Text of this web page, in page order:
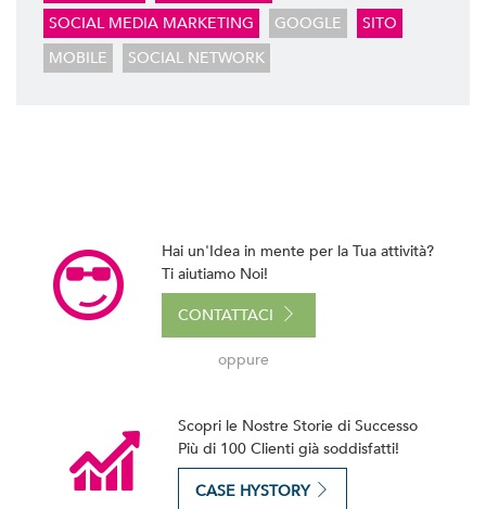
SOCIAL MEDIA MARKETING
GOOGLE
SITO
MOBILE
SOCIAL NETWORK
Hai un'Idea in mente per la Tua attività?
Ti aiutiamo Noi!
CONTATTACI
oppure
Scopri le Nostre Storie di Successo
Più di 100 Clienti già soddisfatti!
CASE HYSTORY